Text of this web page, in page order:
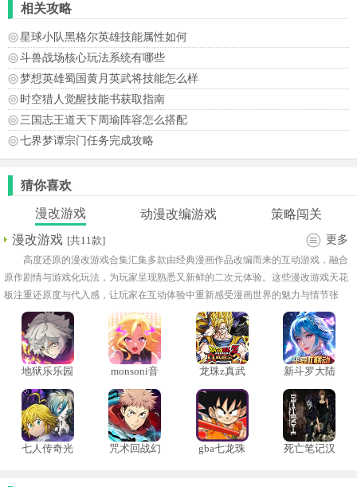
相关攻略
星球小队黑格尔英雄技能属性如何
斗兽战场核心玩法系统有哪些
梦想英雄蜀国黄月英武将技能怎么样
时空猎人觉醒技能书获取指南
三国志王道天下周瑜阵容怎么搭配
七界梦谭宗门任务完成攻略
猜你喜欢
漫改游戏 动漫改编游戏
策略闯关
漫改游戏 [共11款] 更多
高度还原的漫改游戏合集汇集多款由经典漫画作品改编而来的互动游戏，融合
原作剧情与游戏化玩法，为玩家呈现熟悉又新鲜的二次元体验。这些漫改游戏天花
板注重还原度与代入感，让玩家在互动体验中重新感受漫画世界的魅力与情节张
力。游戏里，玩家可以操控熟悉角色参与战斗或推动剧情发展，适合喜欢漫画题材
与角色扮演体验的玩家深入游玩与收藏式体验。
地狱乐乐园
monsoni音
龙珠z真武
指
新斗罗大陆
七人传奇光
咒术回战幻
gba七龙珠
死亡笔记汉